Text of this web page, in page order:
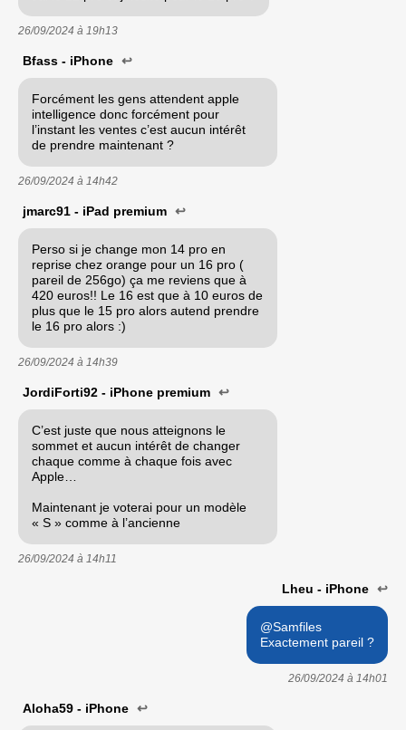
26/09/2024 à 19h13
Bfass - iPhone ↩
Forcément les gens attendent apple
intelligence donc forcément pour
l’instant les ventes c’est aucun intérêt
de prendre maintenant ?
26/09/2024 à 14h42
jmarc91 - iPad premium ↩
Perso si je change mon 14 pro en
reprise chez orange pour un 16 pro (
pareil de 256go) ça me reviens que à
420 euros!! Le 16 est que à 10 euros de
plus que le 15 pro alors autend prendre
le 16 pro alors :)
26/09/2024 à 14h39
JordiForti92 - iPhone premium ↩
C’est juste que nous atteignons le
sommet et aucun intérêt de changer
chaque comme à chaque fois avec
Apple…
Maintenant je voterai pour un modèle
« S » comme à l’ancienne
26/09/2024 à 14h11
Lheu - iPhone ↩
@Samfiles
Exactement pareil ?
26/09/2024 à 14h01
Aloha59 - iPhone ↩